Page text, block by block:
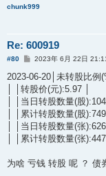
chunk999
Re: 600919
#80
帖
2023年 6月 22日
2023-06-20│未转股比例
│ │转股价(元):5.97 │
│ │当日转股数量(股
│ │累计转股数量(股
│ │当日转股数量(张
│ │累计转股数量(张
为啥 亏钱 转股 呢 ？ 债